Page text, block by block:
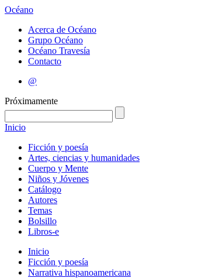
Océano
Acerca de Océano
Grupo Océano
Océano Travesía
Contacto
@
Próximamente
Inicio
Ficción y poesía
Artes, ciencias y humanidades
Cuerpo y Mente
Niños y Jóvenes
Catálogo
Autores
Temas
Bolsillo
Libros-e
Inicio
Ficción y poesía
Narrativa hispanoamericana